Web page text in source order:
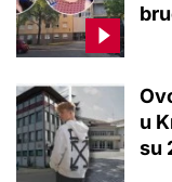
u
su